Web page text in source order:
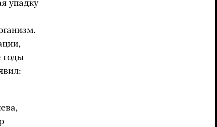
упадку
годы